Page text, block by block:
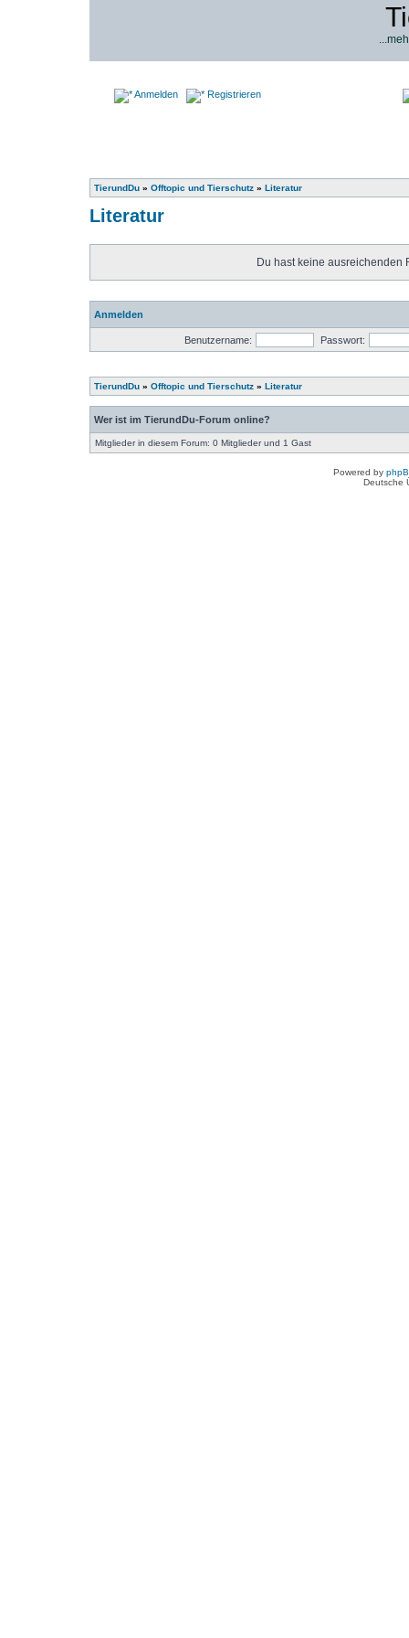
Anmelden Registrieren
TierundDu » Offtopic und Tierschutz » Literatur
Literatur
Du hast keine ausreichenden
Anmelden
Benutzername: Passwort:
TierundDu » Offtopic und Tierschutz » Literatur
Wer ist im TierundDu-Forum online?
Mitglieder in diesem Forum: 0 Mitglieder und 1 Gast
Powered by
Deutsche